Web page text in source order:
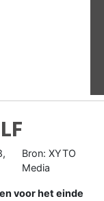
Bron: XYTO
Media
voor het einde